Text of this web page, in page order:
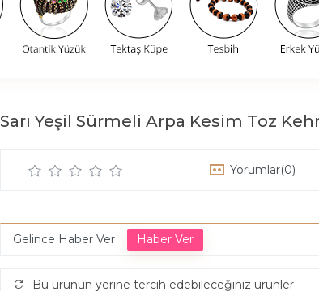
Sarı Yeşil Sürmeli Arpa Kesim Toz
Yorumlar(0)
Gelince Haber Ver
Bu ürünün yerine tercih edebileceğiniz ürünler